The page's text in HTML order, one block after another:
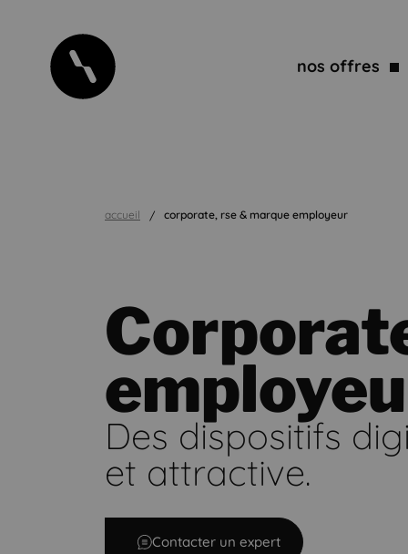
nos offres
accueil corporate, rse & marque employeur
Corporate, RSE & marque employeur
Des dispositifs
et attractive.
Contacter un expert